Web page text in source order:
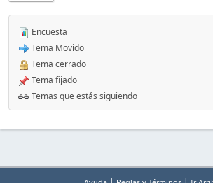
Encuesta
Tema Movido
Tema cerrado
Tema fijado
Temas que estás siguiendo